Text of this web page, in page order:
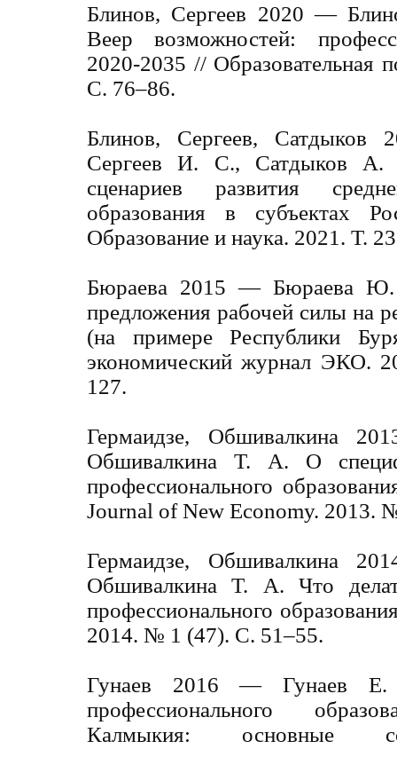
Блинов, Сергеев 2020 —
Веер возможностей:
2020-2035 // Образовательная
С. 76–86.
Блинов, Сергеев,
Сергеев И. С., Сатдыков А.
сценариев развития
образования в субъектах
Образование и наука. 2021. Т.
Бюраева 2015 — Бюраева Ю.
предложения рабочей силы на
(на примере Республики
экономический журнал ЭКО.
127.
Гермаидзе, Обшивалкина
Обшивалкина Т. А. О
профессионального
Journal of New Economy. 2013.
Гермаидзе, Обшивалкина
Обшивалкина Т. А. Что
профессионального
2014. № 1 (47). С. 51–55.
Гунаев 2016 — Гунаев Е.
профессионального
Калмыкия: основные